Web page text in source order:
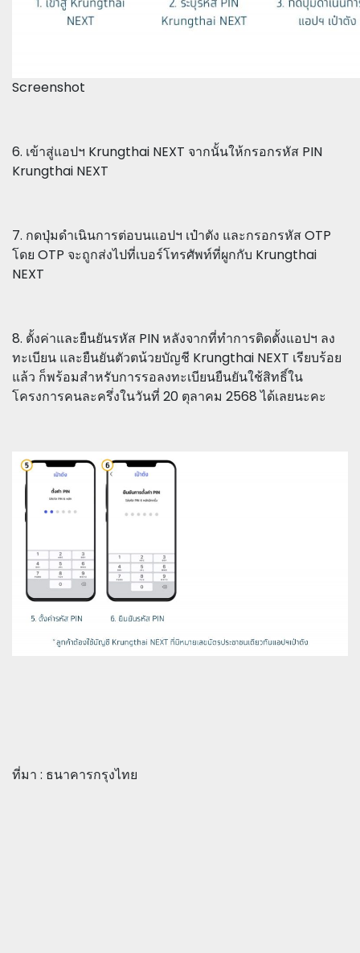
Screenshot
6. เข้าสู่แอปฯ Krungthai NEXT จากนั้นให้กรอกรหัส PIN
Krungthai NEXT
7. กดปุ่มดำเนินการต่อบนแอปฯ เป๋าตัง และกรอกรหัส OTP
โดย OTP จะถูกส่งไปที่เบอร์โทรศัพท์ที่ผูกกับ Krungthai
NEXT
8. ตั้งค่าและยืนยันรหัส PIN หลังจากที่ทำการติดตั้งแอปฯ ลง
ทะเบียน และยืนยันตัวตน้วยบัญชี Krungthai NEXT เรียบร้อย
แล้ว ก็พร้อมสำหรับการรอลงทะเบียนยืนยันใช้สิทธิ์ใน
โครงการคนละครึ่งในวันที่ 20 ตุลาคม 2568 ได้เลยนะคะ
ที่มา : ธนาคารกรุงไทย